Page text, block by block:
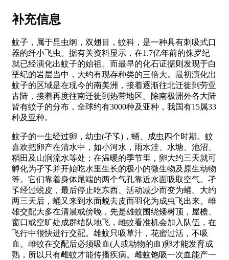
补充信息
蚊子，属于昆虫纲，双翅目，蚊科，是一种具有刺吸式口
器的纤小飞虫。据有关资料显示，在1.7亿年前的侏罗纪
就已经演化出蚊子的始祖。而最早的化石证据则发现于白
垩纪的岩层当中，大约有现存种类的三倍大。最初演化出
蚊子的区域是在现今的南美洲，接着逐渐往北迁徙到劳亚
古陆，接着再度往南迁徙到热带地区。除南极洲外各大陆
皆有蚊子的分布，全球约有3000种及亚种，我国有15属33
种及亚种。
蚊子的一生经过卵，幼虫(孑孓)，蛹、成虫四个时期。蚊
喜欢把卵产在清水中，如小河水，雨水洼、水塘、池沼、
稻田及山涧流水等处；在温暖的季节里，卵大约三天就可
孵化为孑孓并开始吃水里生长的极小的微生物及原生动物
等。它们靠着身体尾端的两个气孔靠近水面吸取空气。孑
孓经过蜕皮，最后停止吃东西、活动减少而变为蛹。大约
两三天后，蛹又来到水面蜕去皮而羽化为成虫飞出来。雌
雄交配大多在清晨或傍晚，先是雄蚊围绕矮树顶，屋檐、
窗口或空旷处成群结队地飞，雌蚊看准机会加入队伍，在
飞行中很快进行交配。雄蚊只吸草汁，花蜜过活，不吸
血。雌蚊在交配后必须吸血(人或动物的血)卵才能发育成
熟，所以只有雌蚊才能传播疾病。雌蚊饱吸一次血能产一